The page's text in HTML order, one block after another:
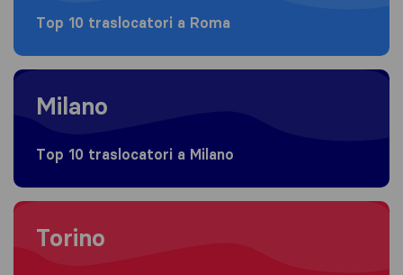
Top 10 traslocatori a Roma
Moving to Milano
Milano
Top 10 traslocatori a Milano
Moving to Torino
Torino